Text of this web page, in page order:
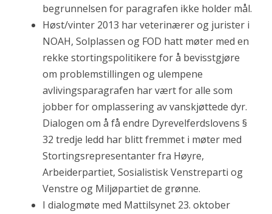
begrunnelsen for paragrafen ikke holder mål.
Høst/vinter 2013 har veterinærer og jurister i
NOAH, Solplassen og FOD hatt møter med en
rekke stortingspolitikere for å bevisstgjøre
om problemstillingen og ulempene
avlivingsparagrafen har vært for alle som
jobber for omplassering av vanskjøttede dyr.
Dialogen om å få endre Dyrevelferdslovens §
32 tredje ledd har blitt fremmet i møter med
Stortingsrepresentanter fra Høyre,
Arbeiderpartiet, Sosialistisk Venstreparti og
Venstre og Miljøpartiet de grønne.
I dialogmøte med Mattilsynet 23. oktober